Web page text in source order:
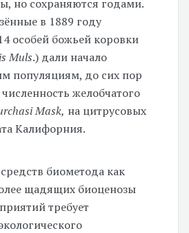
но сохраняются годами.
в 1889 году
особей божьей коровки
Muls.) дали начало
популяциям, до сих пор
желобчатого
Mask, на цитрусовых
Калифорния.
биометода как
щадящих биоценозы
требует